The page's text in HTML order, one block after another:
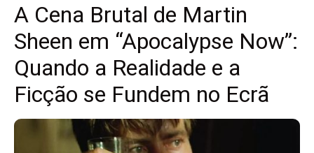
A Cena Brutal de Martin
Sheen em “Apocalypse Now”:
Quando a Realidade e a
Ficção se Fundem no Ecrã